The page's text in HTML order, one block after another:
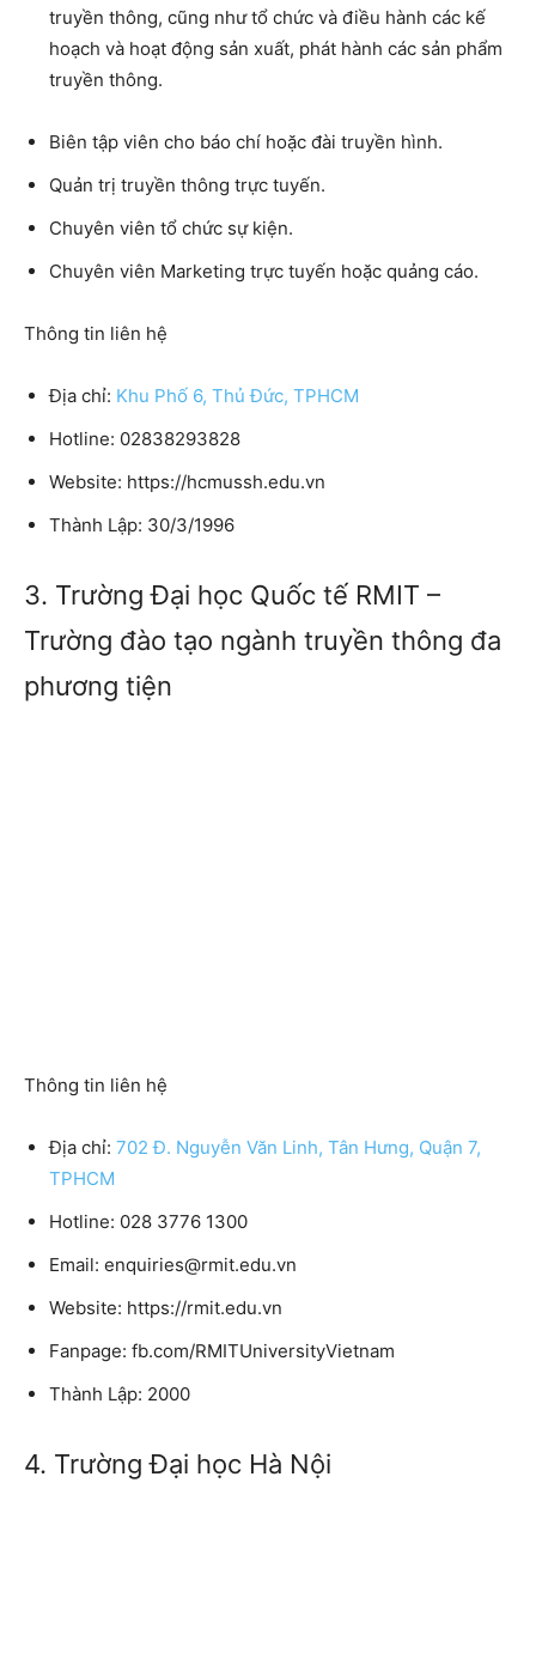
truyền thông, cũng như tổ chức và điều hành các kế
hoạch và hoạt động sản xuất, phát hành các sản phẩm
truyền thông.
Biên tập viên cho báo chí hoặc đài truyền hình.
Quản trị truyền thông trực tuyến.
Chuyên viên tổ chức sự kiện.
Chuyên viên Marketing trực tuyến hoặc quảng cáo.
Thông tin liên hệ
Địa chỉ: Khu Phố 6, Thủ Đức, TPHCM
Hotline: 02838293828
Website: https://hcmussh.edu.vn
Thành Lập: 30/3/1996
3. Trường Đại học Quốc tế RMIT –
Trường đào tạo ngành truyền thông đa
phương tiện
Thông tin liên hệ
Địa chỉ: 702 Đ. Nguyễn Văn Linh, Tân Hưng, Quận 7,
TPHCM
Hotline: 028 3776 1300
Email: enquiries@rmit.edu.vn
Website: https://rmit.edu.vn
Fanpage: fb.com/RMITUniversityVietnam
Thành Lập: 2000
4. Trường Đại học Hà Nội